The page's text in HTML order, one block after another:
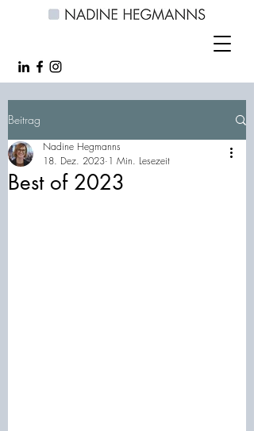
Beitrag
Best of 2023
Nadine Hegmanns
18. Dez. 2023 1 Min. Lesezeit